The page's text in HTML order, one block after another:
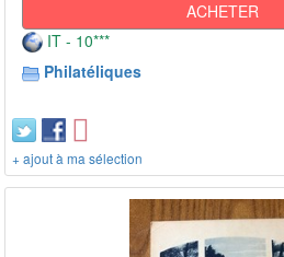
ACHETER
IT - 10***
Philatéliques
+ ajout à ma sélection